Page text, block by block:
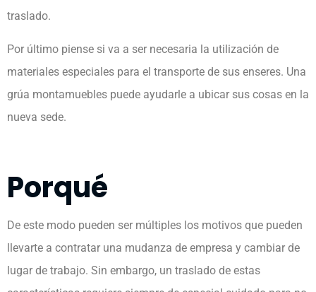
traslado.
Por último piense si va a ser necesaria la utilización de
materiales especiales para el transporte de sus enseres. Una
grúa montamuebles puede ayudarle a ubicar sus cosas en la
nueva sede.
Porqué
De este modo pueden ser múltiples los motivos que pueden
llevarte a contratar una mudanza de empresa y cambiar de
lugar de trabajo. Sin embargo, un traslado de estas